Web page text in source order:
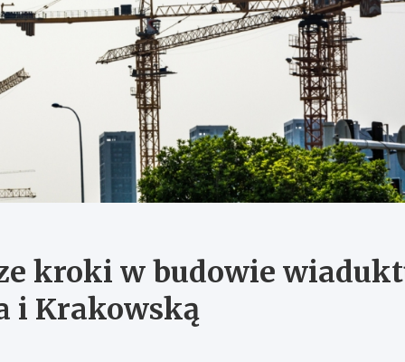
kroki w budowie
i Krakowską